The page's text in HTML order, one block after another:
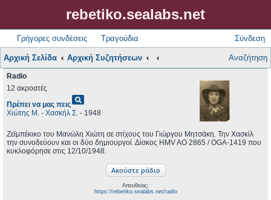
rebetiko.sealabs.net
Γρήγορες συνδέσεις Τραγούδια Σύνδεση
Αρχική Σελίδα Αρχική Συζητήσεων Αναζήτηση
Radio
12 ακροατές
Πρέπει να μας πειςpageview
Χιώτης Μ. - Χασκήλ Σ. - 1948
Ζεϊμπέκικο του Μανώλη Χιώτη σε στίχους του Γιώργου Μητσάκη. Την Χασκίλ
την συνοδεύουν και οι δύο δημιουργοί. Δίσκος HMV AO 2865 / OGA-1419 που
κυκλοφόρησε στις 12/10/1948.
Απευθείας:
https://rebetiko.sealabs.net/radio